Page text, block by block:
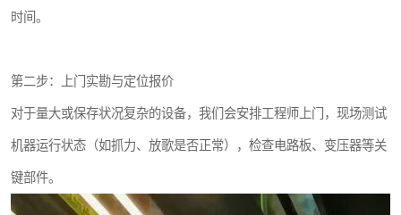
时间。
第二步：上门实勘与定位报价
对于量大或保存状况复杂的设备，我们会安排工程师上门，现场测试
机器运行状态（如抓力、放歌是否正常），检查电路板、变压器等关
键部件。